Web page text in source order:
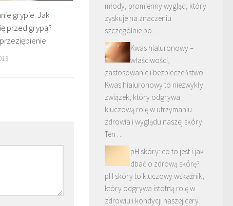
grypie. Jak
przed grypą?
młody, promienny wygląd, który
zyskuje na znaczeniu
szczególnie po …
Kwas hialuronowy –
właściwości,
zastosowanie i bezpieczeństwo
Kwas hialuronowy to niezwykły
związek, który odgrywa
kluczową rolę w utrzymaniu
zdrowia i wyglądu naszej skóry.
Ten …
pH skóry: co to jest i jak
dbać o zdrową skórę?
pH skóry to kluczowy wskaźnik,
który odgrywa istotną rolę w
zdrowiu i kondycji naszej cery.